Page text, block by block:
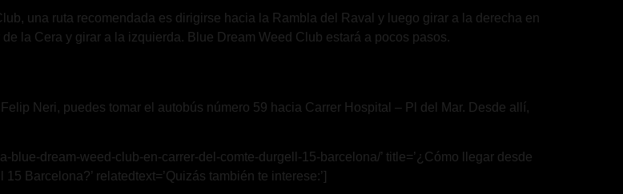
una ruta recomendada es dirigirse hacia la Rambla del Raval y luego girar a la derecha en
la Cera y girar a la izquierda. Blue Dream Weed Club estará a pocos pasos.
Neri, puedes tomar el autobús número 59 hacia Carrer Hospital – Pl del Mar. Desde allí,
dream-weed-club-en-carrer-del-comte-durgell-15-barcelona/’ title=’¿Cómo llegar desde
Barcelona?’ relatedtext=’Quizás también te interese:’]